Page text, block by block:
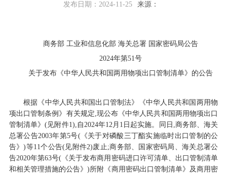
发布日期： 2024-11-25 来源：
商务部 工业和信息化部 海关总署 国家密码局公告
2024年第51号
关于发布《中华人民共和国两用物项出口管制清单》的公告
根据《中华人民共和国出口管制法》《中华人民共和国两用物
项出口管制条例》有关规定,现公布《中华人民共和国两用物项出口
管制清单》(见附件1),自2024年12月 1 日起实施。同日,商务部、海关
总署公告2003年第5号(《关于对磷酸三丁酯实施临时出口管制的公
告》)等11个公告(见附件2)废止;商务部、国家密码局、海关总署公
告2020年第63号(《关于发布商用密码进口许可清单、出口管制清单
和相关管理措施的公告》)所附《商用密码出口管制清单》及商用密